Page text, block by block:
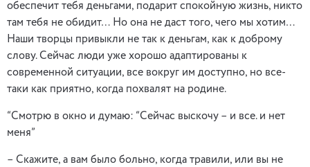
обеспечит тебя деньгами, подарит спокойную жизнь, никто
там тебя не обидит… Но она не даст того, чего мы хотим…
Наши творцы привыкли не так к деньгам, как к доброму
слову. Сейчас люди уже хорошо адаптированы к
современной ситуации, все вокруг им доступно, но все-
таки как приятно, когда похвалят на родине.
“Смотрю в окно и думаю: “Сейчас выскочу – и все. и нет
меня”
– Скажите, а вам было больно, когда травили, или вы не